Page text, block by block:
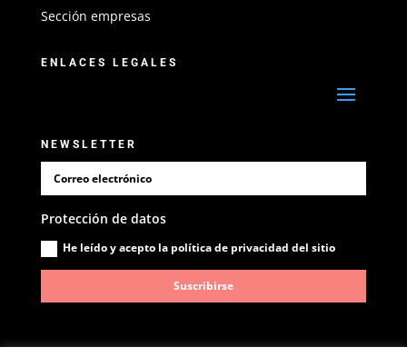
Sección empresas
ENLACES LEGALES
NEWSLETTER
Protección de datos
He leído y acepto la política de privacidad del sitio
Suscribirse